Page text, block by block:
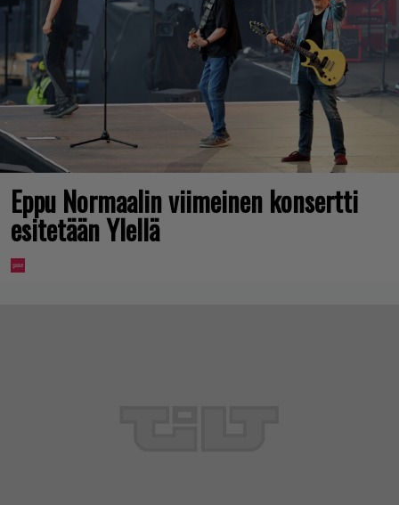
Eppu Normaalin viimeinen konsertti
esitetään Ylellä